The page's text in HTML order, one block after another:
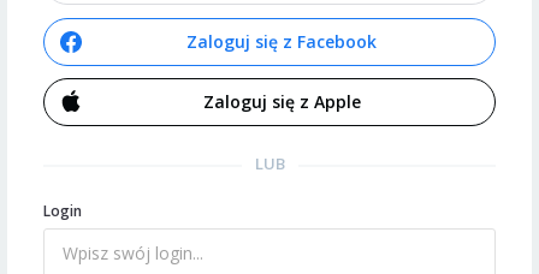
Zaloguj się z Facebook
Zaloguj się z Apple
LUB
Login